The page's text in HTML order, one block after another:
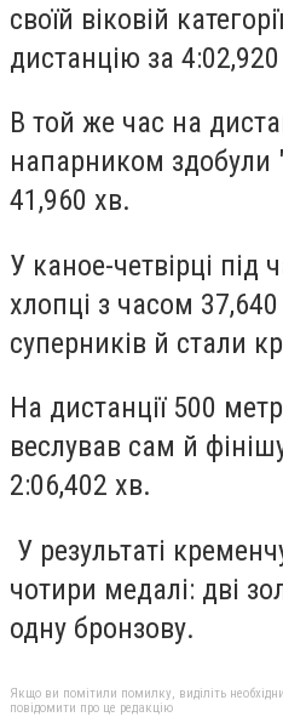
своїй віковій
дистанцію за
В той же час на
напарником здобули
41,960 хв.
У каное-четвірці під
хлопці з часом
суперників й стали
На дистанції 500
веслував сам й
2:06,402 хв.
У результаті
чотири медалі: дві
одну бронзову.
Якщо ви помітили помилку, виділіть
повідомити про це редакцію